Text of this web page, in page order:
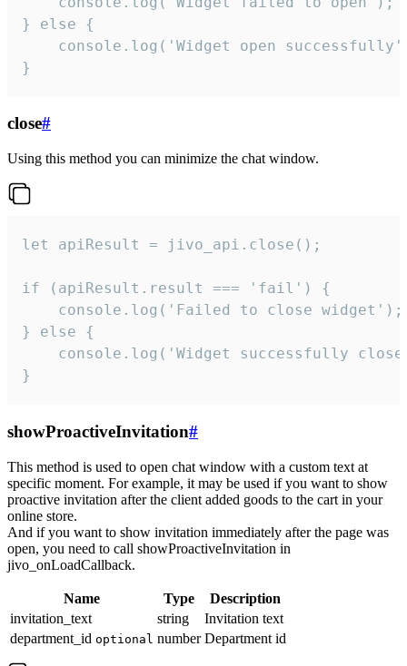
} else {
console.log('Widget open
}
close#
Using this method you can minimize the chat window.
let apiResult = jivo_api.close();
if (apiResult.result === 'fail') {
    console.log('Failed to close widget');
} else {
console.log('Widget successfully
}
showProactiveInvitation#
This method is used to open chat window with a custom text at
specific moment. For example, it may be used if you want to show
proactive invitation after the client added goods to the cart in your
online store.
And if you want to show invitation immediately after the page was
open, you need to call showProactiveInvitation in
jivo_onLoadCallback.
Name Type
Description
invitation_text
string
Invitation text
department_id optional number Department id